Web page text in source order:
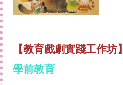
【教育戲劇實踐工作坊】
學前教育